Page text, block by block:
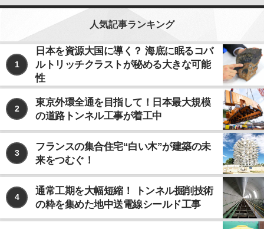
人気記事ランキング
1
日本を資源大国に導く？ 海底に眠るコバ
ルトリッチクラストが秘める大きな可能
性
2
東京外環全通を目指して！日本最大規模
の道路トンネル工事が着工中
3
フランスの集合住宅“白い木”が建築の未
来をつむぐ！
4
通常工期を大幅短縮！ トンネル掘削技術
の粋を集めた地中送電線シールド工事